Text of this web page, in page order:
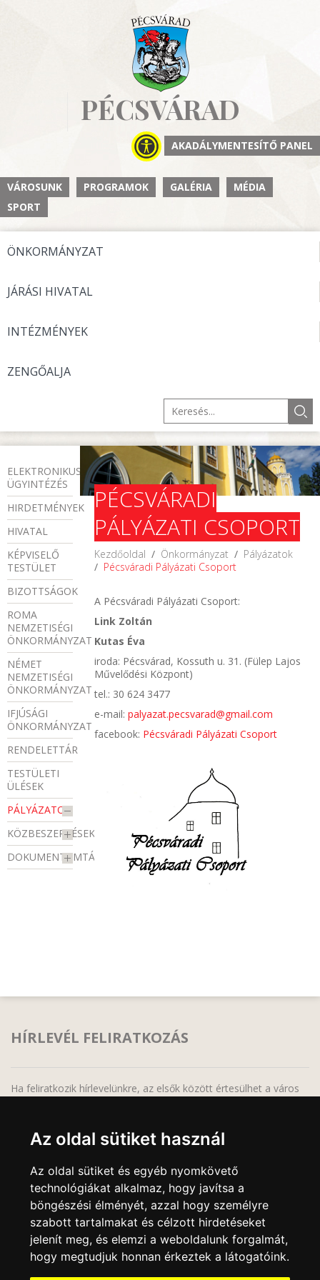
Az oldal sütiket használ
Az oldal sütiket és egyéb nyomkövető
technológiákat alkalmaz, hogy javítsa a
böngészési élményét, azzal hogy személyre
szabott tartalmakat és célzott hirdetéseket
jelenít meg, és elemzi a weboldalunk forgalmát,
hogy megtudjuk honnan érkeztek a látogatóink.
PÉCSVÁRAD
AKADÁLYMENTESÍTŐ PANEL
VÁROSUNK PROGRAMOK GALÉRIA
MÉDIA
SPORT
ÖNKORMÁNYZAT
JÁRÁSI HIVATAL
INTÉZMÉNYEK
ZENGŐALJA
ELEKTRONIKUS
ÜGYINTÉZÉS
HIRDETMÉNYEK
HIVATAL
KÉPVISELŐ
TESTÜLET
BIZOTTSÁGOK
ROMA
NEMZETISÉGI
ÖNKORMÁNYZAT
NÉMET
NEMZETISÉGI
ÖNKORMÁNYZAT
IFJÚSÁGI
ÖNKORMÁNYZAT
RENDELETTÁR
TESTÜLETI
ÜLÉSEK
PÁLYÁZATOK
KÖZBESZERZÉSEK
DOKUMENTUMTÁR
PÉCSVÁRADI
PÁLYÁZATI CSOPORT
Kezdőoldal / Önkormányzat / Pályázatok
/ Pécsváradi Pályázati Csoport
A Pécsváradi Pályázati Csoport:
Link Zoltán
Kutas Éva
iroda: Pécsvárad, Kossuth u. 31. (Fülep Lajos
Művelődési Központ)
tel.: 30 624 3477
e-mail: palyazat.pecsvarad@gmail.com
facebook: Pécsváradi Pályázati Csoport
HÍRLEVÉL FELIRATKOZÁS
Ha feliratkozik hírlevelünkre, az elsők között értesülhet a város
A feliratkozáskor megadott adatait bizalmasan kezeljük, harmadik fél részére semmilyen
körülmények között sem adjuk át, a feliratkozás bármikor megszüntethető, bármely
elektronikus levél alján lévő leiratkozási linkre való kattintással.